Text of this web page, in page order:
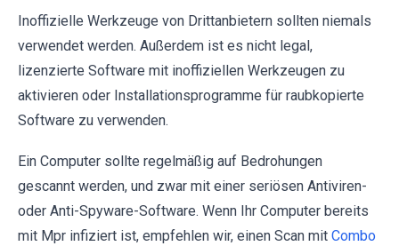
Inoffizielle Werkzeuge von Drittanbietern sollten niemals
verwendet werden. Außerdem ist es nicht legal,
lizenzierte Software mit inoffiziellen Werkzeugen zu
aktivieren oder Installationsprogramme für raubkopierte
Software zu verwenden.
Ein Computer sollte regelmäßig auf Bedrohungen
gescannt werden, und zwar mit einer seriösen Antiviren-
oder Anti-Spyware-Software. Wenn Ihr Computer bereits
mit Mpr infiziert ist, empfehlen wir, einen Scan mit Combo